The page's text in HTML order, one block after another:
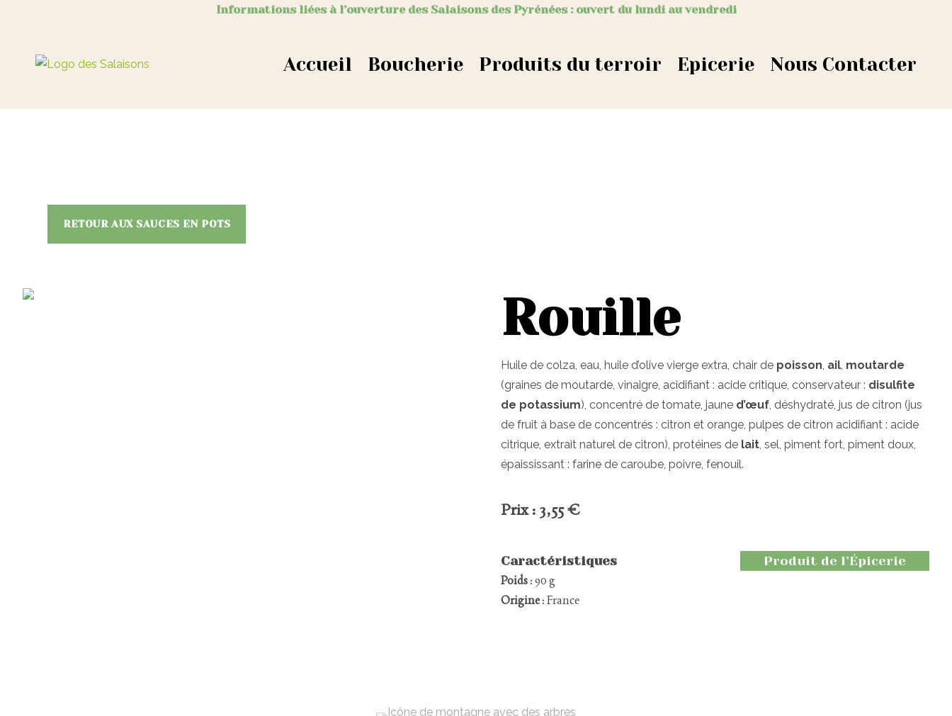
Informations liées à l’ouverture des Salaisons des Pyrénées : ouvert du lundi au vendredi
Accueil Boucherie Produits du terroir Epicerie Nous Contacter
RETOUR AUX SAUCES EN POTS
Rouille
Huile de colza, eau, huile d’olive vierge extra, chair de poisson, ail, moutarde
(graines de moutarde, vinaigre, acidifiant : acide critique, conservateur : disulfite
de potassium), concentré de tomate, jaune d’œuf, déshydraté, jus de citron (jus
de fruit à base de concentrés : citron et orange, pulpes de citron acidifiant : acide
citrique, extrait naturel de citron), protéines de lait, sel, piment fort, piment doux,
épaississant : farine de caroube, poivre, fenouil.
Prix : 3,55 €
Caractéristiques
Poids: 90 g
Origine: France
Produit de l’Épicerie